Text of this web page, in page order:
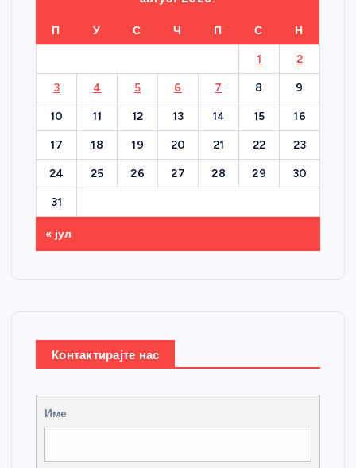
П У С Ч П С Н
1 2
3 4 5 6 7 8 9
10 11 12 13 14 15 16
17 18 19 20 21 22 23
24 25 26 27 28 29 30
31
« јул
Контактирајте нас
Име